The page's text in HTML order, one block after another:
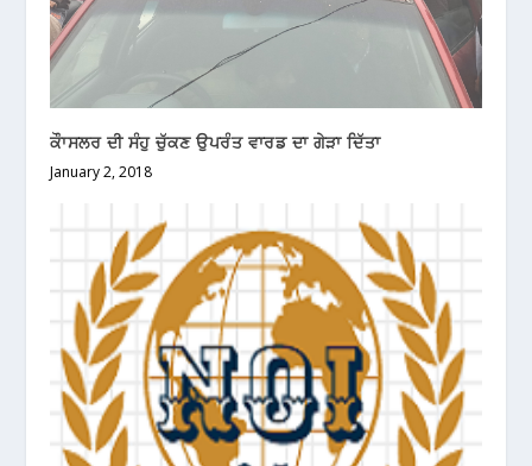
ਕੌਾਸਲਰ ਦੀ ਸੰਹੁ ਚੁੱਕਣ ਉਪਰੰਤ ਵਾਰਡ ਦਾ ਗੇੜਾ ਦਿੱਤਾ
January 2, 2018